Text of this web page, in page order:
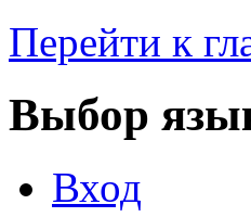
Перейти к
Выбор
Вход